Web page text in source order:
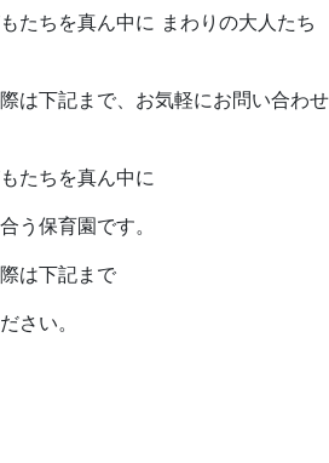
たちを真ん中に まわりの大人たち
は下記まで、お気軽にお問い合わせ
たちを真ん中に
う保育園です。
は下記まで
さい。